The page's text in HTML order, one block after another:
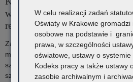
wykazu zawodów wiedzy,
rekrutacja na rok szkolny 2026/
Zachęcam Państwa do zapoznania się
materiałem dotyczącym sposobu
szczególnych osiągnięć wymienionych
szkoły podstawowej.
W celu realizacji zadań
Oświaty w Krakowie
osobowe na podstawie i
prawa, w szczególności
oświatowe, ustawy o
Kodeks pracy a także ustawy
zasobie archiwalnym i